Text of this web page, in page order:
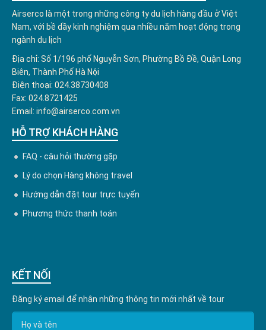
Airserco là một trong những công ty du lịch hàng đầu ở Việt
Nam, với bề dầy kinh nghiệm qua nhiều năm hoạt động trong
ngành du lịch
Địa chỉ: Số 1/196 phố Nguyễn Sơn, Phường Bồ Đề, Quận Long
Biên, Thành Phố Hà Nội
Điện thoại: 024.38730408
Fax: 024.8721425
Email: info@airserco.com.vn
HỖ TRỢ KHÁCH HÀNG
FAQ - câu hỏi thường gặp
Lý do chọn Hàng không travel
Hướng dẫn đặt tour trực tuyến
Phương thức thanh toán
KẾT NỐI
Đăng ký email để nhận những thông tin mới nhất về tour